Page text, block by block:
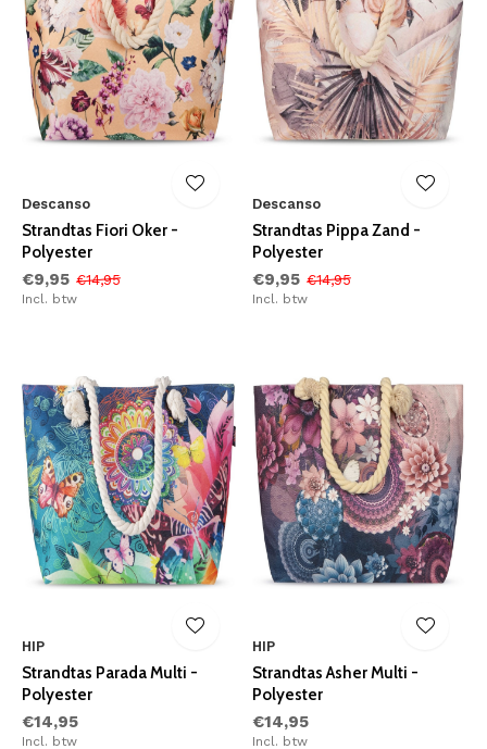
Descanso
Strandtas Fiori Oker -
Polyester
€9,95 €14,95
Incl. btw
Descanso
Strandtas Pippa Zand -
Polyester
€9,95 €14,95
Incl. btw
HIP
Strandtas Parada Multi -
Polyester
€14,95
Incl. btw
HIP
Strandtas Asher Multi -
Polyester
€14,95
Incl. btw